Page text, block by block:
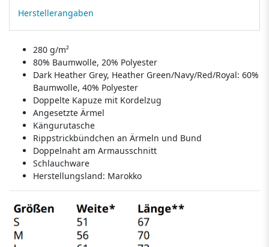
Herstellerangaben
280 g/m²
80% Baumwolle, 20% Polyester
Dark Heather Grey, Heather Green/Navy/Red/Royal: 60%
Baumwolle, 40% Polyester
Doppelte Kapuze mit Kordelzug
Angesetzte Ärmel
Kängurutasche
Rippstrickbündchen an Ärmeln und Bund
Doppelnaht am Armausschnitt
Schlauchware
Herstellungsland: Marokko